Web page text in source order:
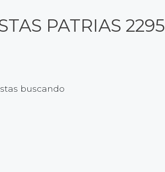
PATRIAS 2295
buscando